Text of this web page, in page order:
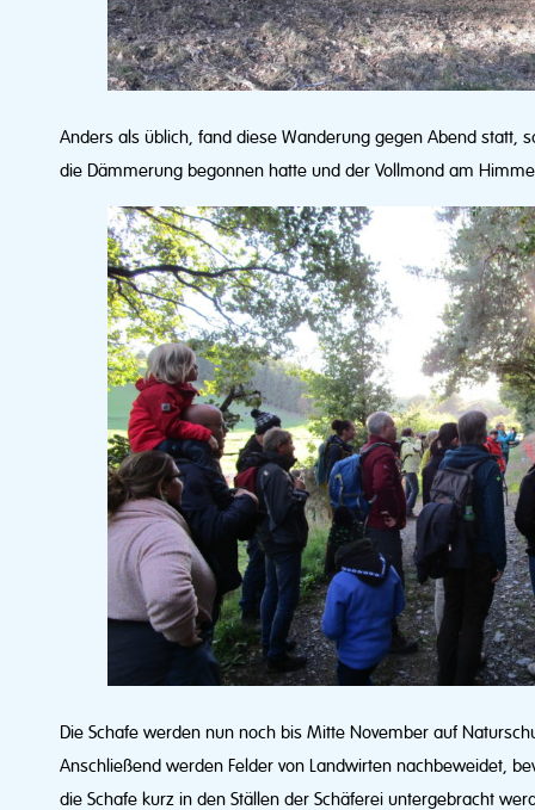
Anders als üblich, fand diese Wanderung gegen Abend statt,
die Dämmerung begonnen hatte und der Vollmond am
Die Schafe werden nun noch bis Mitte November auf
Anschließend werden Felder von Landwirten nachbeweidet,
die Schafe kurz in den Ställen der Schäferei untergebracht